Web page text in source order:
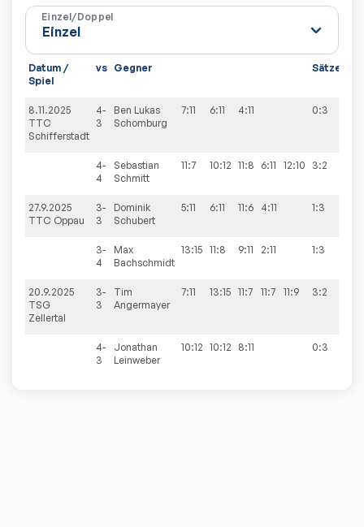
Einzel/Doppel
Datum /
Spiel
vs Gegner Sätze
8.11.2025
TTC
Schifferstadt
4-
3
Ben Lukas
Schomburg
7:11 6:11 4:11 0:3
4-
4
Sebastian
Schmitt
11:7 10:12 11:8 6:11 12:10 3:2
27.9.2025
TTC Oppau
3-
3
Dominik
Schubert
5:11 6:11 11:6 4:11 1:3
3-
4
Max
Bachschmidt
13:15 11:8 9:11 2:11 1:3
20.9.2025
TSG
Zellertal
3-
3
Tim
Angermayer
7:11 13:15 11:7 11:7 11:9 3:2
4-
3
Jonathan
Leinweber
10:12 10:12 8:11 0:3